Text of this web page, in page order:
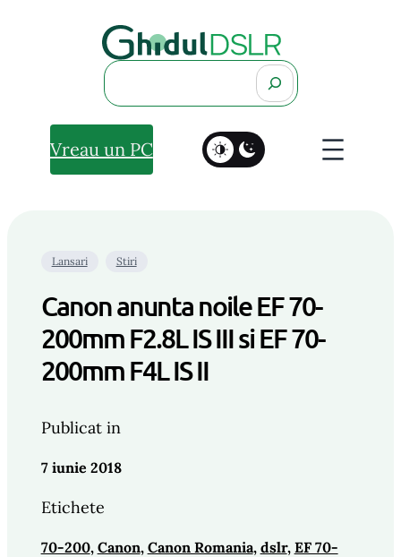
Search
Vreau un PC
Lansari Stiri
Canon anunta noile EF 70-
200mm F2.8L IS III si EF 70-
200mm F4L IS II
Publicat in
7 iunie 2018
Etichete
70-200, Canon, Canon Romania, dslr, EF 70-